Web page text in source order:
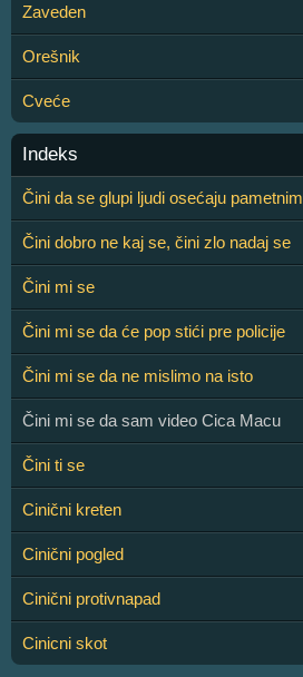
Zaveden
Orešnik
Cveće
Indeks
Čini da se glupi ljudi osećaju pametnim
Čini dobro ne kaj se, čini zlo nadaj se
Čini mi se
Čini mi se da će pop stići pre policije
Čini mi se da ne mislimo na isto
Čini mi se da sam video Cica Macu
Čini ti se
Cinični kreten
Cinični pogled
Cinični protivnapad
Cinicni skot